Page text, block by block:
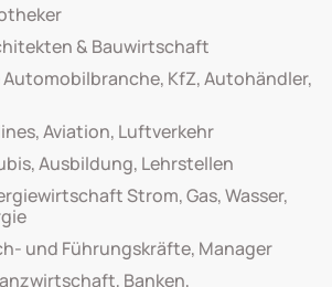
& Bauwirtschaft
KfZ, Autohändler,
Aviation, Luftverkehr
Ausbildung, Lehrstellen
Strom, Gas, Wasser,
und Führungskräfte, Manager
Banken,